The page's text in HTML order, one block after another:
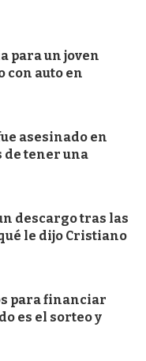
para un joven
con auto en
asesinado en
de tener una
descargo tras las
le dijo Cristiano
para financiar
es el sorteo y